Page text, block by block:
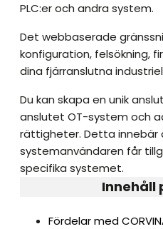
PLC:er och andra system.
Det webbaserade
konfiguration, felsökning,
dina fjärranslutna
Du kan skapa en unik
anslutet OT-system och
rättigheter. Detta innebär
systemanvändaren får
specifika systemet.
Innehåll
Fördelar med